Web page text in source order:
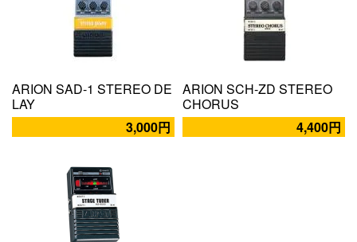
ARION SAD-1 STEREO DE
LAY
3,000円
ARION SCH-ZD STEREO
CHORUS
4,400円